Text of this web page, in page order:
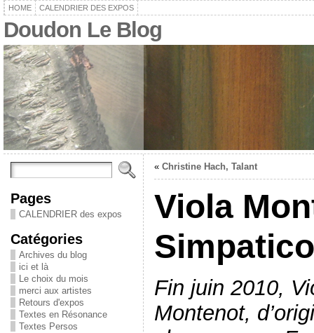
HOME CALENDRIER DES EXPOS
Doudon Le Blog
Pages
CALENDRIER des expos
Catégories
Archives du blog
ici et là
Le choix du mois
merci aux artistes
Retours d'expos
Textes en Résonance
Textes Persos
« Christine Hach, Talant
Viola
Simpatico
Fin juin 2010,
Montenot,